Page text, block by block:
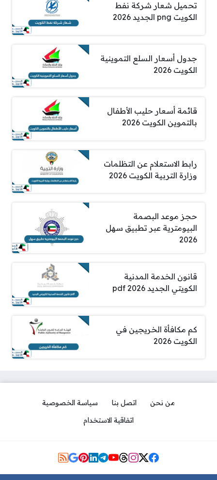
تحميل شعار شركة نفط
الكويت png الجديد 2026
جدول أسعار السلع التموينية
الكويت 2026
قائمة أسعار حليب الأطفال
بالتموين الكويت 2026
رابط الاستعلام عن التظلمات
وزارة التربية الكويت 2026
حجز موعد البصمة
البيومترية عبر تطبيق سهل
2026
قانون الخدمة المدنية
الكويتي الجديد pdf 2026
كم مكافأة الخريجين في
الكويت 2026
من نحن اتصل بنا
سياسة الخصوصية
اتفاقية الاستخدام
مواقع التواصل